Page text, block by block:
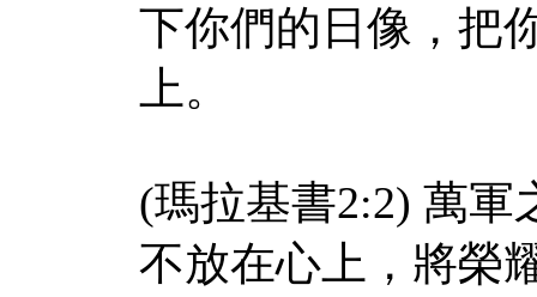
下你們的日像，把
上。
(瑪拉基書2:2) 萬軍
不放在心上，將榮